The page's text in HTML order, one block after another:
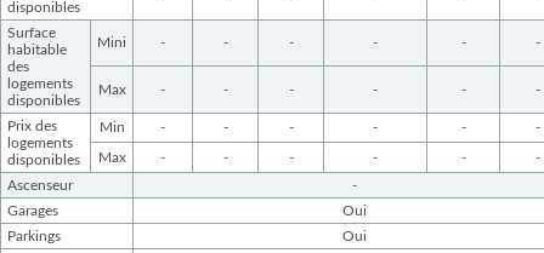
disponibles
Surface
habitable
des
logements
disponibles
Mini - - - - - -
Max - - - - - -
Prix des
logements
disponibles
Min - - - - - -
Max - - - - -
-
Ascenseur
-
Garages
Oui
Parkings
Oui